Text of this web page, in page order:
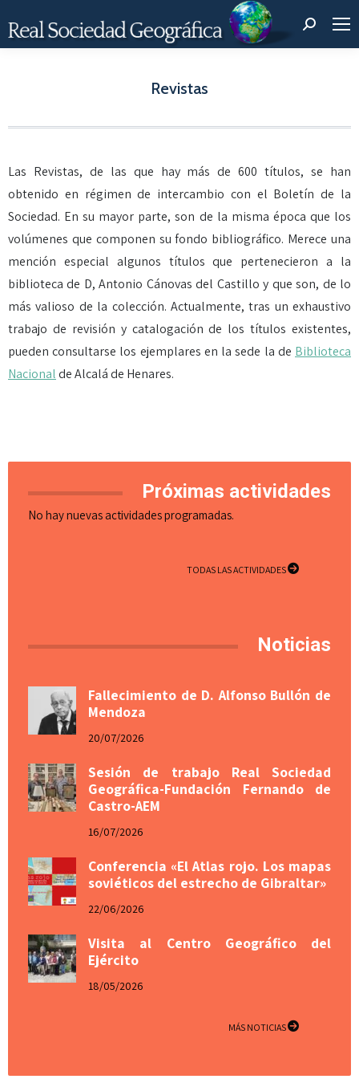
Buscar:
Revistas
Las Revistas, de las que hay más de 600 títulos, se han
obtenido en régimen de intercambio con el Boletín de la
Sociedad. En su mayor parte, son de la misma época que los
volúmenes que componen su fondo bibliográfico. Merece una
mención especial algunos títulos que pertenecieron a la
biblioteca de D, Antonio Cánovas del Castillo y que son, de lo
más valioso de la colección. Actualmente, tras un exhaustivo
trabajo de revisión y catalogación de los títulos existentes,
pueden consultarse los ejemplares en la sede la de Biblioteca
Nacionalde Alcalá de Henares.
Próximas actividades
No hay nuevas actividades programadas.
TODAS LAS ACTIVIDADES
Noticias
Fallecimiento de D. Alfonso Bullón de
Mendoza
20/07/2026
Sesión de trabajo Real Sociedad
Geográfica-Fundación Fernando de
Castro-AEM
16/07/2026
Conferencia «El Atlas rojo. Los mapas
soviéticos del estrecho de Gibraltar»
22/06/2026
Visita al Centro Geográfico del
Ejército
18/05/2026
MÁS NOTICIAS